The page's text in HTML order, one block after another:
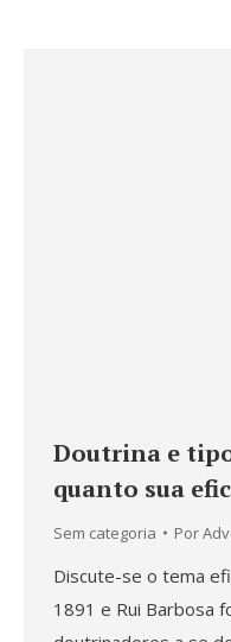
Doutrina e
quanto sua
Sem categoria Por
Discute-se o tema
1891 e Rui Barbosa